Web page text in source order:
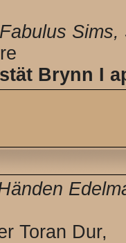
Brynn I
Toran Dur,